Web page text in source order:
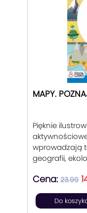
MAPY.
Pięknie
wprowadzają
geografii,
liczne zadania,
uzpełnianki
wiedzę.
Cena: 23.99
Do